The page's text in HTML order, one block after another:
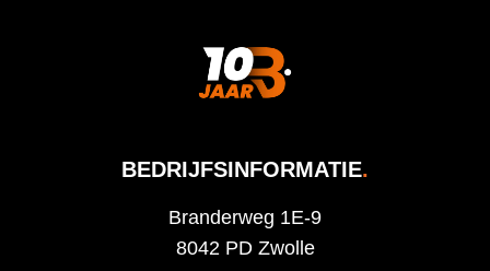
BEDRIJFSINFORMATIE.
Branderweg 1E-9
8042 PD Zwolle